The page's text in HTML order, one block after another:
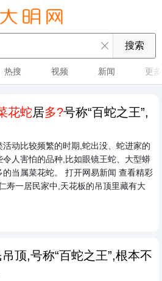
热搜 视频 新闻 更多
花蛇居多?号称“百蛇之王”,
活动比较频繁的时期,蛇出没、蛇进家的
人害怕的品种,比如眼镜王蛇、大型蟒
当属菜花蛇。 打开网易新闻 查看精彩
寿一居民家中,天花板的吊顶里藏有大
顶,号称“百蛇之王”,根本不